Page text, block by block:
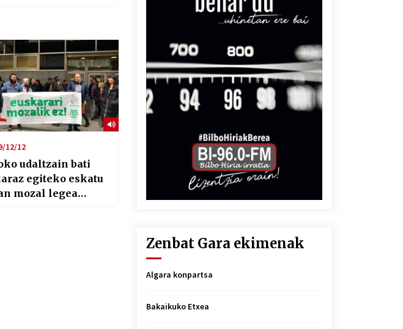
12/12
udaltzain bati
egiteko eskatu
mozal legea
Zenbat Gara ekimenak
Algara konpartsa
Bakaikuko Etxea